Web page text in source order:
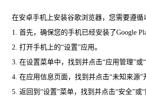
在安卓手机上安装谷歌浏览器，您需要遵循
1. 首先，确保您的手机已经安装了Google
2. 打开手机上的“设置”应用。
3. 在设置菜单中，找到并点击“应用管理”或“
4. 在应用信息页面，找到并点击“未知来源
5. 返回到“设置”菜单，找到并点击“安全”或“